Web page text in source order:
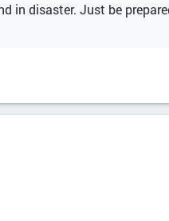
in disaster. Just be